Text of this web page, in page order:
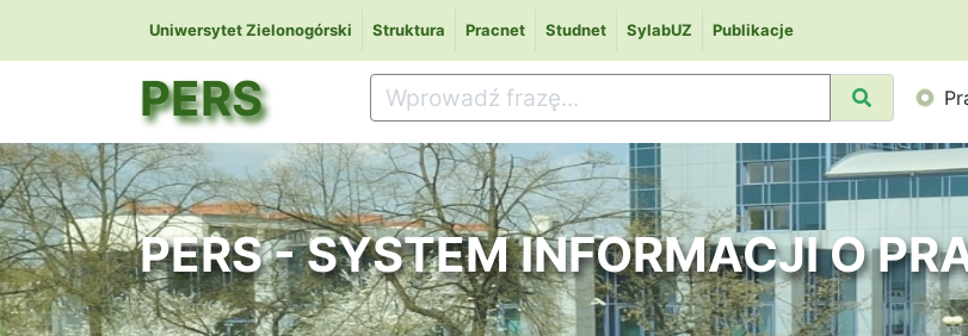
Uniwersytet Zielonogórski Struktura Pracnet Studnet SylabUZ Publikacje
PERS
PERS - SYSTEM INFORMACJI O